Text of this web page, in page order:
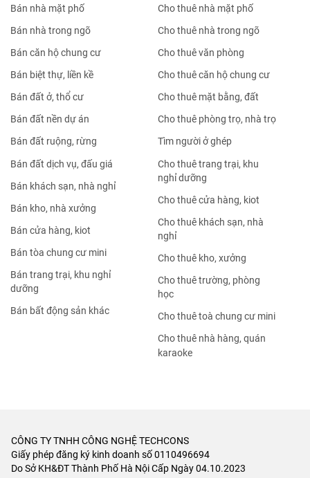
Bán nhà mặt phố
Bán nhà trong ngõ
Bán căn hộ chung cư
Bán biệt thự, liền kề
Bán đất ở, thổ cư
Bán đất nền dự án
Bán đất ruộng, rừng
Bán đất dịch vụ, đấu giá
Bán khách sạn, nhà nghỉ
Bán kho, nhà xưởng
Bán cửa hàng, kiot
Bán tòa chung cư mini
Bán trang trại, khu nghỉ
dưỡng
Bán bất động sản khác
Cho thuê nhà mặt phố
Cho thuê nhà trong ngõ
Cho thuê văn phòng
Cho thuê căn hộ chung cư
Cho thuê mặt bằng, đất
Cho thuê phòng trọ, nhà trọ
Tìm người ở ghép
Cho thuê trang trại, khu
nghỉ dưỡng
Cho thuê cửa hàng, kiot
Cho thuê khách sạn, nhà
nghỉ
Cho thuê kho, xưởng
Cho thuê trường, phòng
học
Cho thuê toà chung cư mini
Cho thuê nhà hàng, quán
karaoke
CÔNG TY TNHH CÔNG NGHỆ TECHCONS
Giấy phép đăng ký kinh doanh số 0110496694
Do Sở KH&ĐT Thành Phố Hà Nội Cấp Ngày 04.10.2023